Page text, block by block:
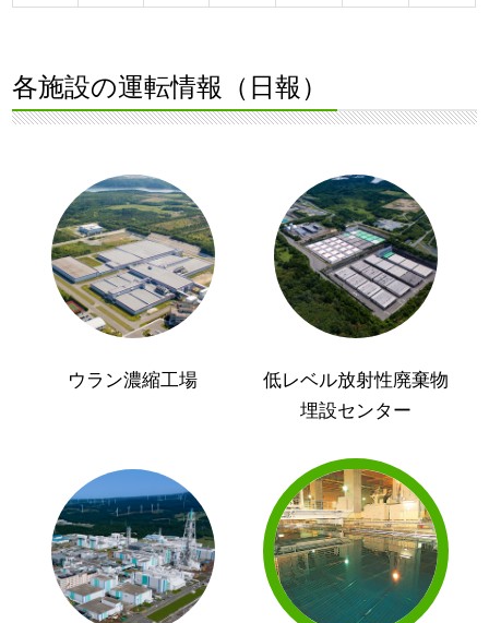
各施設の運転情報（日報）
ウラン濃縮工場
低レベル放射性廃棄物
埋設センター